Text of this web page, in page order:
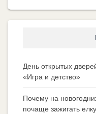
День открытых
«Игра и детство»
Почему на
почаще зажигать